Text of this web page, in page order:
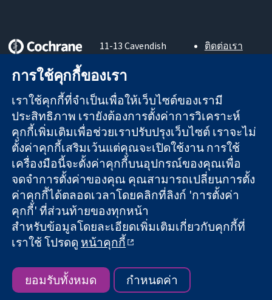
หลักฐานที่เชื่อถือ
ได้
สู่การตัดสินใจ
อย่างมีข้อมูล
เพื่อสุขภาพที่ดีขึ้น
11-13 Cavendish
London
United Kingdom
ติดต่อเรา
About us
ตำแหน่งงาน
Cochrane
Library
The Cochrane Collaboration เป็นองค์กรการกุศล (เลขที่ 1045921)
และบริษัทจำกัดโดยการค้ำประกัน (เลขที่ 03044323) ที่จดทะเบียน
ในอังกฤษและเวลส์ หมายเลขจดทะเบียนภาษีมูลค่าเพิ่ม GB 718
2127 49
สงวนลิขสิทธิ์ © 2026 The Cochrane Collaboration
ข้อกำหนดและเงื่อนไขการใช้เว็บไซต์|ข้อความปฏิเสธความรับ
ผิดชอบ|ความเป็นส่วนตัว นโยบายคุกกี้|การตั้งค่าคุกกี้
การใช้คุกกี้ของเรา
เราใช้คุกกี้ที่จำเป็นเพื่อให้เว็บไซต์ของเรามี
ประสิทธิภาพ เรายังต้องการตั้งค่าการวิเคราะห์
คุกกี้เพิ่มเติมเพื่อช่วยเราปรับปรุงเว็บไซต์ เราจะไม่
ตั้งค่าคุกกี้เสริมเว้นแต่คุณจะเปิดใช้งาน การใช้
เครื่องมือนี้จะตั้งค่าคุกกี้บนอุปกรณ์ของคุณเพื่อ
จดจำการตั้งค่าของคุณ คุณสามารถเปลี่ยนการตั้ง
ค่าคุกกี้ได้ตลอดเวลาโดยคลิกที่ลิงก์ 'การตั้งค่า
คุกกี้' ที่ส่วนท้ายของทุกหน้า
สำหรับข้อมูลโดยละเอียดเพิ่มเติมเกี่ยวกับคุกกี้ที่
เราใช้ โปรดดู หน้าคุกกี้
ยอมรับทั้งหมด กำหนดค่า